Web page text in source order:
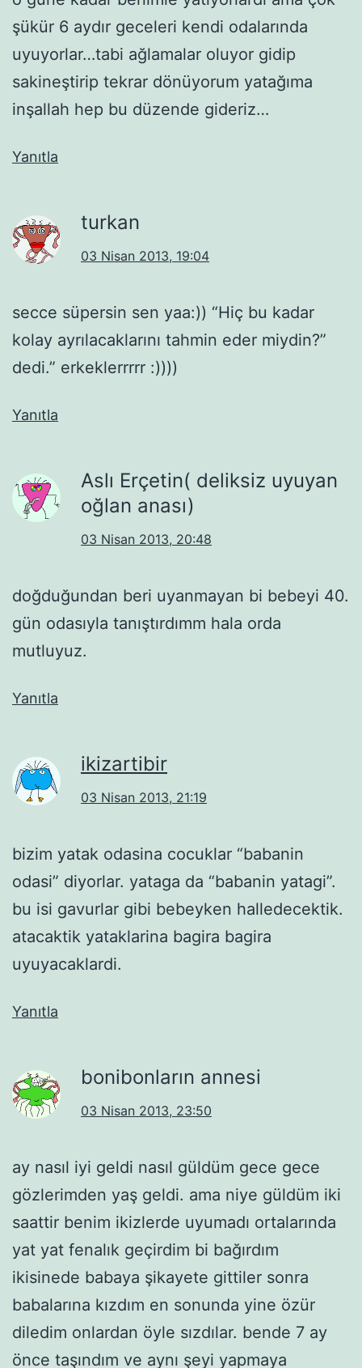
şükür 6 aydır geceleri kendi odalarında
uyuyorlar…tabi ağlamalar oluyor gidip
sakineştirip tekrar dönüyorum yatağıma
inşallah hep bu düzende gideriz…
Yanıtla
turkan
03 Nisan 2013, 19:04
secce süpersin sen yaa:)) “Hiç bu kadar
kolay ayrılacaklarını tahmin eder miydin?”
dedi.” erkeklerrrrr :))))
Yanıtla
Aslı Erçetin( deliksiz uyuyan
oğlan anası)
03 Nisan 2013, 20:48
doğduğundan beri uyanmayan bi bebeyi 40.
gün odasıyla tanıştırdımm hala orda
mutluyuz.
Yanıtla
ikizartibir
03 Nisan 2013, 21:19
bizim yatak odasina cocuklar “babanin
odasi” diyorlar. yataga da “babanin yatagi”.
bu isi gavurlar gibi bebeyken halledecektik.
atacaktik yataklarina bagira bagira
uyuyacaklardi.
Yanıtla
bonibonların annesi
03 Nisan 2013, 23:50
ay nasıl iyi geldi nasıl güldüm gece gece
gözlerimden yaş geldi. ama niye güldüm iki
saattir benim ikizlerde uyumadı ortalarında
yat yat fenalık geçirdim bi bağırdım
ikisinede babaya şikayete gittiler sonra
babalarına kızdım en sonunda yine özür
diledim onlardan öyle sızdılar. bende 7 ay
önce taşındım ve aynı şeyi yapmaya